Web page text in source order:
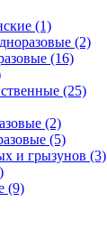
(1)
(2)
(16)
(25)
(2)
(5)
и грызунов (3)
(9)